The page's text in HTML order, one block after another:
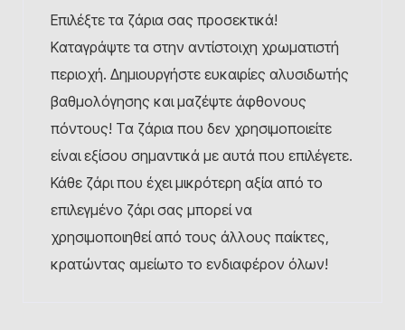
Επιλέξτε τα ζάρια σας προσεκτικά!
Kαταγράψτε τα στην αντίστοιχη χρωματιστή
περιοχή. Δημιουργήστε ευκαιρίες αλυσιδωτής
βαθμολόγησης και μαζέψτε άφθονους
πόντους! Τα ζάρια που δεν χρησιμοποιείτε
είναι εξίσου σημαντικά με αυτά που επιλέγετε.
Κάθε ζάρι που έχει μικρότερη αξία από το
επιλεγμένο ζάρι σας μπορεί να
χρησιμοποιηθεί από τους άλλους παίκτες,
κρατώντας αμείωτο το ενδιαφέρον όλων!